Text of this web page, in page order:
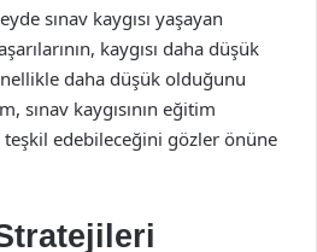
sınav kaygısı yaşayan
kaygısı daha düşük
daha düşük olduğunu
sınav kaygısının eğitim
teşkil edebileceğini gözler önüne